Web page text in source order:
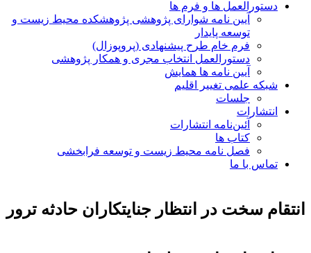
دستورالعمل ها و فرم ها
آیین نامه شوارای پژوهشی پژوهشکده محیط زیست و
توسعه پایدار
فرم خام طرح پیشنهادی (پروپوزال)
دستورالعمل انتخاب مجری و همکار پژوهشی
آیین نامه ها همایش
شبکه علمی تغییر اقلیم
جلسات
انتشارات
آئین‌نامه انتشارات
کتاب ها
فصل نامه محیط زیست و توسعه فرابخشی
تماس با ما
انتقام سخت در انتظار جنایتکاران حادثه ترور